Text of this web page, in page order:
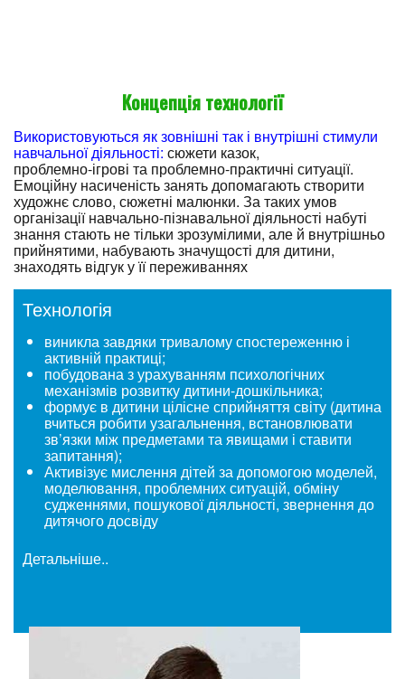
Концепція технології
Використовуються як зовнішні так і внутрішні стимули
навчальної діяльності: сюжети казок,
проблемно-ігрові та проблемно-практичні ситуації.
Емоційну насиченість занять допомагають створити
художнє слово, сюжетні малюнки. За таких умов
організації навчально-пізнавальної діяльності набуті
знання стають не тільки зрозумілими, але й внутрішньо
прийнятими, набувають значущості для дитини,
знаходять відгук у її переживаннях
Технологія
виникла завдяки тривалому спостереженню і
активній практиці;
побудована з урахуванням психологічних
механізмів розвитку дитини-дошкільника;
формує в дитини цілісне сприйняття світу (дитина
вчиться робити узагальнення, встановлювати
зв’язки між предметами та явищами і ставити
запитання);
Активізує мислення дітей за допомогою моделей,
моделювання, проблемних ситуацій, обміну
судженнями, пошукової діяльності, звернення до
дитячого досвіду
Детальніше..